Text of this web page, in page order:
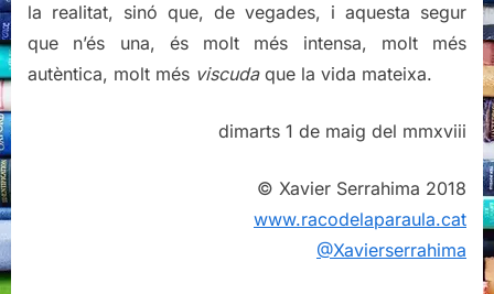
la realitat, sinó que, de vegades, i aquesta segur
que n’és una, és molt més intensa, molt més
autèntica, molt més viscudaque la vida mateixa.
dimarts 1 de maig del mmxviii
© Xavier Serrahima 2018
www.racodelaparaula.cat
@Xavierserrahima